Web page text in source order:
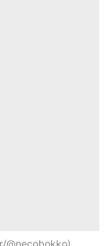
@necobokko